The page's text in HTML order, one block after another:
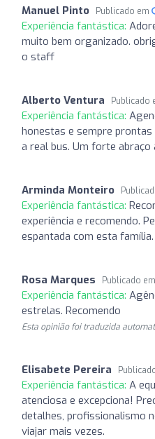
Manuel Pinto Publicado em
Experiência fantástica:
muito bem organizado.
o staff
Alberto Ventura Publicado
Experiência fantástica:
honestas e sempre prontas
a real bus. Um forte
Arminda Monteiro
Experiência fantástica:
experiência e recomendo.
espantada com esta
Rosa Marques Publicado em
Experiência fantástica:
estrelas. Recomendo
Esta opinião foi traduzida
Elisabete Pereira
Experiência fantástica: A
atenciosa e excepciona!
detalhes, profissionalismo
viajar mais vezes.